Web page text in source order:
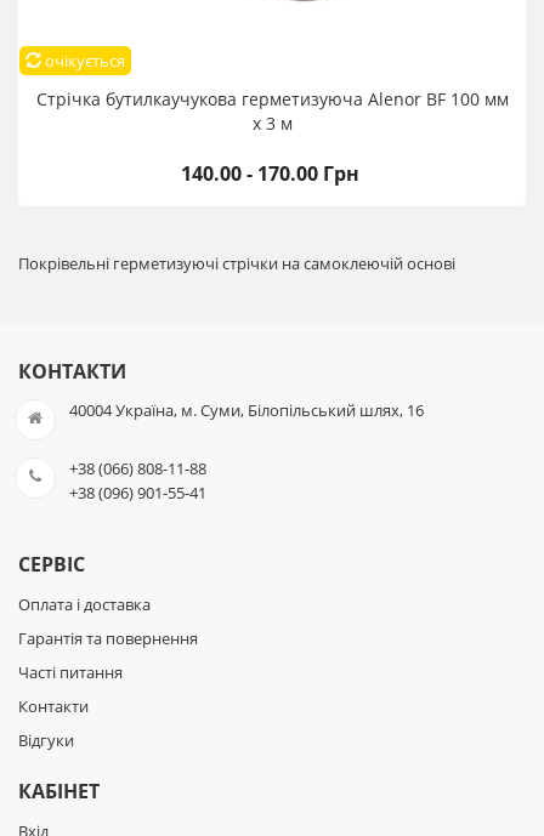
очікується
Стрічка бутилкаучукова герметизуюча Alenor BF 100 мм
х 3 м
140.00 - 170.00 Грн
Покрівельні герметизуючі стрічки на самоклеючій основі
КОНТАКТИ
40004 Україна, м. Суми, Білопільський шлях, 16
+38 (066) 808-11-88
+38 (096) 901-55-41
СЕРВІС
Оплата і доставка
Гарантія та повернення
Часті питання
Контакти
Відгуки
КАБІНЕТ
Вхід